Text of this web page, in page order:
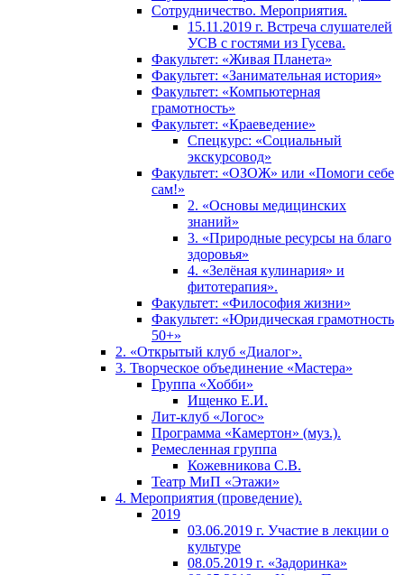
Сотрудничество. Мероприятия.
15.11.2019 г. Встреча слушателей
УСВ с гостями из Гусева.
Факультет: «Живая Планета»
Факультет: «Занимательная история»
Факультет: «Компьютерная
грамотность»
Факультет: «Краеведение»
Спецкурс: «Социальный
экскурсовод»
Факультет: «ОЗОЖ» или «Помоги себе
сам!»
2. «Основы медицинских
знаний»
3. «Природные ресурсы на благо
здоровья»
4. «Зелёная кулинария» и
фитотерапия».
Факультет: «Философия жизни»
Факультет: «Юридическая грамотность
50+»
2. «Открытый клуб «Диалог».
3. Творческое объединение «Мастера»
Группа «Хобби»
Ищенко Е.И.
Лит-клуб «Логос»
Программа «Камертон» (муз.).
Ремесленная группа
Кожевникова С.В.
Театр МиП «Этажи»
4. Мероприятия (проведение).
2019
03.06.2019 г. Участие в лекции о
культуре
08.05.2019 г. «Задоринка»